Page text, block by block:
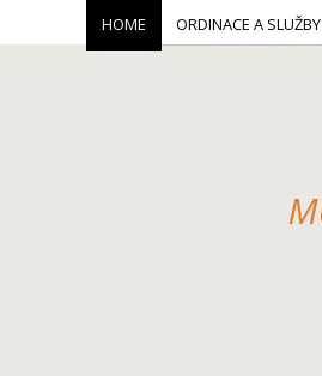
HOME ORDINACE A SLUŽBY